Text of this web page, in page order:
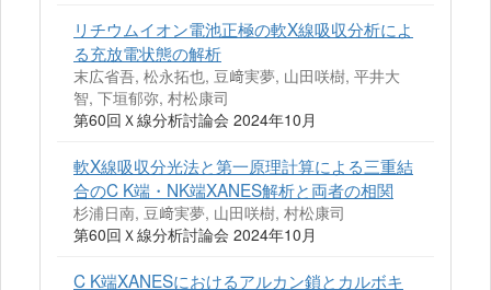
リチウムイオン電池正極の軟X線吸収分析によ
る充放電状態の解析
末広省吾, 松永拓也, 豆﨑実夢, 山田咲樹, 平井大
智, 下垣郁弥, 村松康司
第60回Ｘ線分析討論会 2024年10月
軟X線吸収分光法と第一原理計算による三重結
合のC K端・NK端XANES解析と両者の相関
杉浦日南, 豆﨑実夢, 山田咲樹, 村松康司
第60回Ｘ線分析討論会 2024年10月
C K端XANESにおけるアルカン鎖とカルボキ